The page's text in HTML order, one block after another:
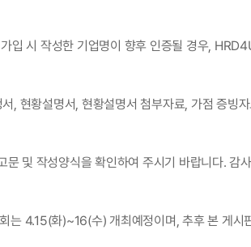
입 시 작성한 기업명이 향후 인증될 경우,
, 현황설명서, 현황설명서 첨부자료, 가점 증빙
문 및 작성양식을 확인하여 주시기 바랍니다. 감
는 4.15(화)~16(수) 개최예정이며, 추후 본 게시